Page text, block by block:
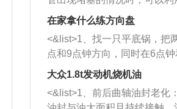
者是细棍，直接将杂物给取出
堵塞情况比较严重，也可以采
施。 <&list>2、直接利用木棍
杂物推到排气管里面的位置处
三元催化器拆解开，就可以将
西取出来。但如果是因为积
的堵塞，就需要将三元催化器
在家拿什么练方向盘
<&list>1、找一只平底锅，把
点和9点钟方向，同时在6点
方向做一个标记。 <&list>2、
一圈半的练习，往右同样也要
大众1.8t发动机烧机油
<&list>1、前后曲轴油封老化